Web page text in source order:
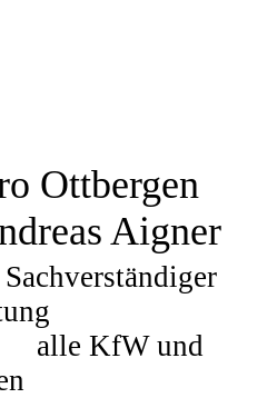
Ottbergen
Aigner
und